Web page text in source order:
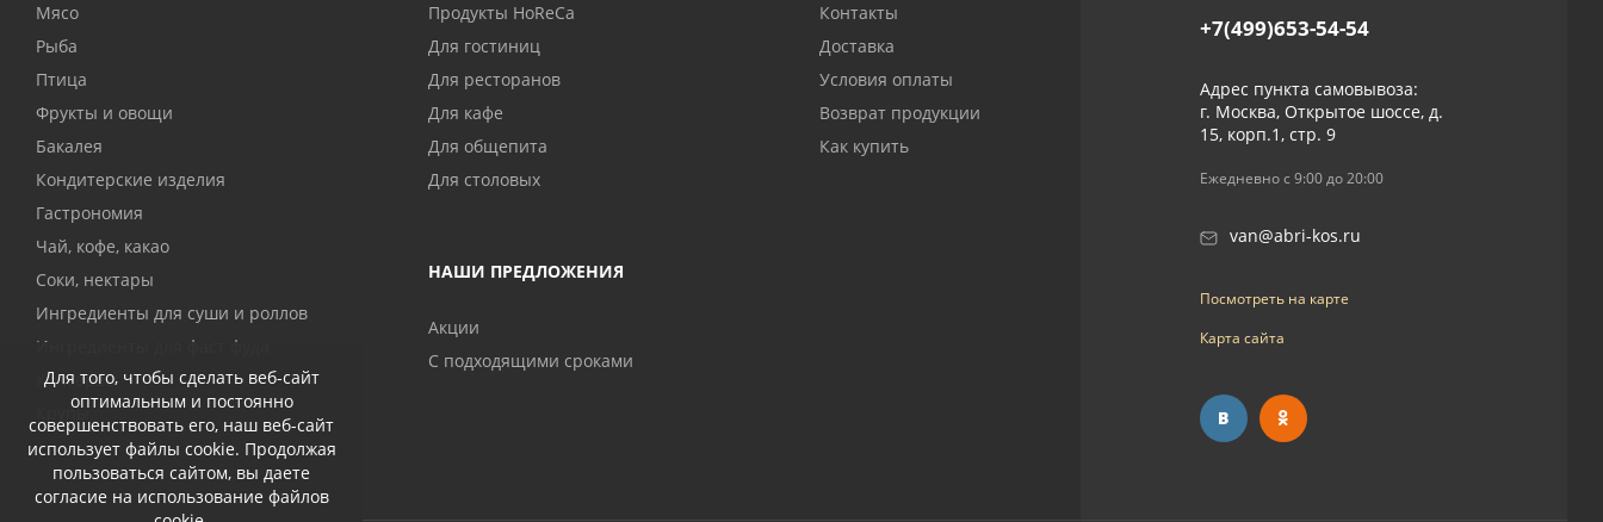
Для того, чтобы сделать веб-сайт
оптимальным и постоянно
совершенствовать его, наш веб-сайт
использует файлы cookie. Продолжая
пользоваться сайтом, вы даете
согласие на использование файлов
Мясо
Рыба
Птица
Фрукты и овощи
Бакалея
Кондитерские изделия
Гастрономия
Чай, кофе, какао
Соки, нектары
Ингредиенты для суши и роллов
Ингредиенты для фаст фуда
Консервы
Крупы
Продукты HoReCa
Для гостиниц
Для ресторанов
Для кафе
Для общепита
Для столовых
НАШИ ПРЕДЛОЖЕНИЯ
Акции
С подходящими сроками
Контакты
Доставка
Условия оплаты
Возврат продукции
Как купить
+7(499)653-54-54
Адрес пункта самовывоза:
г. Москва, Открытое шоссе, д.
15, корп.1, стр. 9
Ежедневно с 9:00 до 20:00
van@abri-kos.ru
Посмотреть на карте
Карта сайта